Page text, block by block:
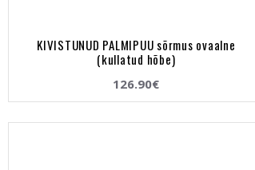
KIVISTUNUD PALMIPUU sõrmus ovaalne
(kullatud hõbe)
126.90€